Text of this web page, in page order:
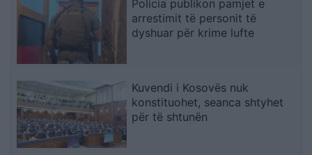
Policia publikon pamjet e
arrestimit të personit të
dyshuar për krime lufte
Kuvendi i Kosovës nuk
konstituohet, seanca shtyhet
për të shtunën